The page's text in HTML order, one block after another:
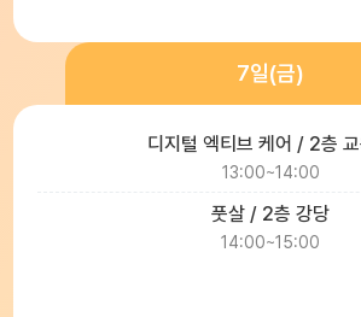
7일(금)
디지털 엑티브 케어 / 2층
13:00~14:00
풋살 / 2층 강당
14:00~15:00